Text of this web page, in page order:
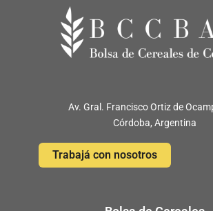
Av. Gral. Francisco Ortiz de
Córdoba, Argentina
Trabajá con nosotros